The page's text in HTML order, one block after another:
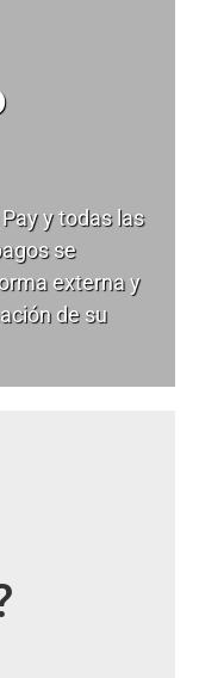
y todas las
se
externa y
de su